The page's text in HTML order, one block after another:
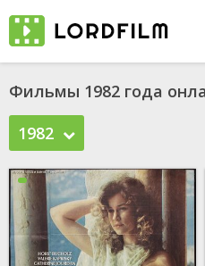
Фильмы 1982 года
1982